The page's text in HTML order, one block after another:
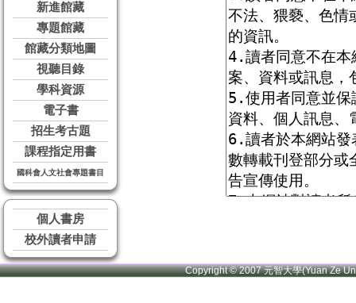
新進館藏
專題館藏
館藏分類地圖
視聽目錄
學科資源
電子書
招生考古題
課程指定用書
國科會人文社會專題書目
個人書房
校外讀者申請
Copyright © 2007 元智大學(Yuan Ze